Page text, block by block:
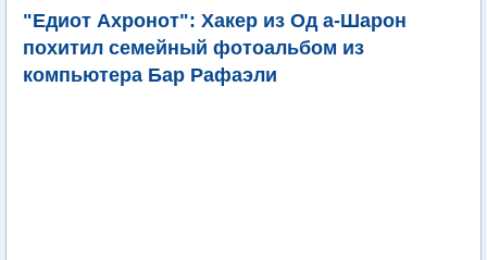
"Едиот Ахронот": Хакер из Од а-Шарон
похитил семейный фотоальбом из
компьютера Бар Рафаэли